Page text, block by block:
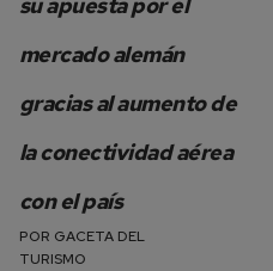
su apuesta por el
mercado alemán
gracias al aumento de
la conectividad aérea
con el país
POR GACETA DEL
TURISMO